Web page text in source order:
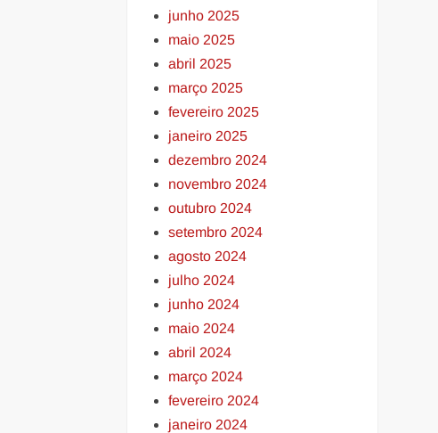
junho 2025
maio 2025
abril 2025
março 2025
fevereiro 2025
janeiro 2025
dezembro 2024
novembro 2024
outubro 2024
setembro 2024
agosto 2024
julho 2024
junho 2024
maio 2024
abril 2024
março 2024
fevereiro 2024
janeiro 2024